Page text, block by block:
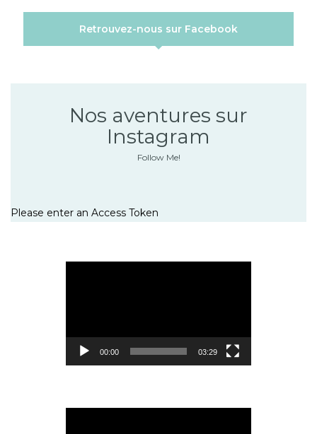
Retrouvez-nous sur Facebook
Nos aventures sur
Instagram
Follow Me!
Please enter an Access Token
00:00 03:29